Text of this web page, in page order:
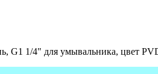
G1 1/4" для умывальника, цвет